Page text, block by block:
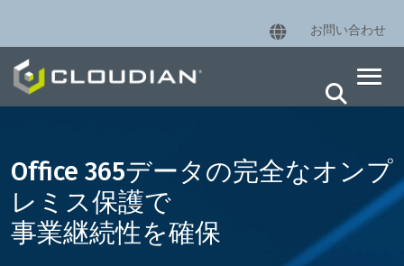
お問い合わせ
Office 365データの完全なオンプ
レミス保護で
事業継続性を確保